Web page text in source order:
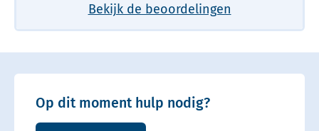
Bekijk de beoordelingen
Op dit moment hulp nodig?